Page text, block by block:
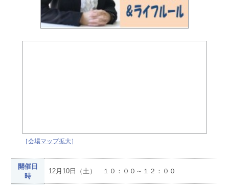
［会場マップ拡大］
開催日
時
12月10日（土） １０：００～１２：００